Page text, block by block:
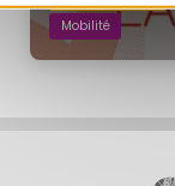
Mobilité